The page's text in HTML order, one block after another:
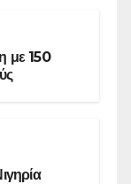
με 150